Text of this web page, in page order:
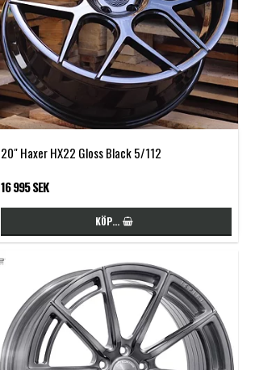
20" Haxer HX22 Gloss Black 5/112
16 995 SEK
KÖP…